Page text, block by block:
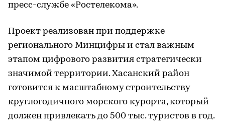
пресс-службе «Ростелекома».
Проект реализован при поддержке
регионального Минцифры и стал важным
этапом цифрового развития стратегически
значимой территории. Хасанский район
готовится к масштабному строительству
круглогодичного морского курорта, который
должен привлекать до 500 тыс. туристов в год.